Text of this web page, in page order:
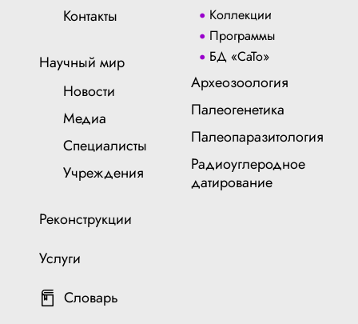
Контакты
Научный мир
Новости
Медиа
Специалисты
Учреждения
Реконструкции
Услуги
Словарь
Коллекции
Программы
БД «СаТо»
Археозоология
Палеогенетика
Палеопаразитология
Радиоуглеродное
датирование